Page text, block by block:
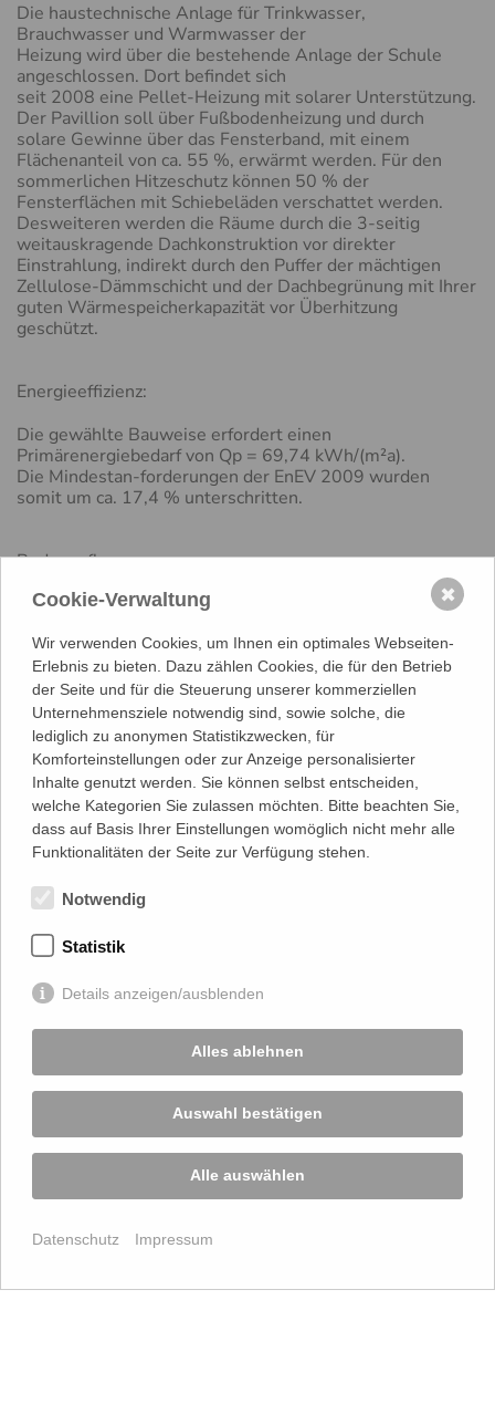
Die haustechnische Anlage für Trinkwasser,
Brauchwasser und Warmwasser der
Heizung wird über die bestehende Anlage der Schule
angeschlossen. Dort befindet sich
seit 2008 eine Pellet-Heizung mit solarer Unterstützung.
Der Pavillion soll über Fußbodenheizung und durch
solare Gewinne über das Fensterband, mit einem
Flächenanteil von ca. 55 %, erwärmt werden. Für den
sommerlichen Hitzeschutz können 50 % der
Fensterflächen mit Schiebeläden verschattet werden.
Desweiteren werden die Räume durch die 3-seitig
weitauskragende Dachkonstruktion vor direkter
Einstrahlung, indirekt durch den Puffer der mächtigen
Zellulose-Dämmschicht und der Dachbegrünung mit Ihrer
guten Wärmespeicherkapazität vor Überhitzung
geschützt.
Energieeffizienz:
Die gewählte Bauweise erfordert einen
Primärenergiebedarf von Qp = 69,74 kWh/(m²a).
Die Mindestan-forderungen der EnEV 2009 wurden
somit um ca. 17,4 % unterschritten.
Bodenaufbau:
1,5 mm Linoleum
30-3 mm Trittschall-Trägerplatte
250 mm Bodenplatte
PE-Folie
300 mmveriso Schaumglasschottermit
Radladertransport in 3cbm BigBag
Geotextil
Aushubplanie und Ringdrainage
ZURÜCK
Cookie-Verwaltung
Wir verwenden Cookies, um Ihnen ein optimales Webseiten-
Erlebnis zu bieten. Dazu zählen Cookies, die für den Betrieb
der Seite und für die Steuerung unserer kommerziellen
Unternehmensziele notwendig sind, sowie solche, die
lediglich zu anonymen Statistikzwecken, für
Komforteinstellungen oder zur Anzeige personalisierter
Inhalte genutzt werden. Sie können selbst entscheiden,
welche Kategorien Sie zulassen möchten. Bitte beachten Sie,
dass auf Basis Ihrer Einstellungen womöglich nicht mehr alle
Funktionalitäten der Seite zur Verfügung stehen.
Notwendig
Statistik
Details anzeigen/ausblenden
Alles ablehnen
Auswahl bestätigen
Alle auswählen
Datenschutz Impressum
✖